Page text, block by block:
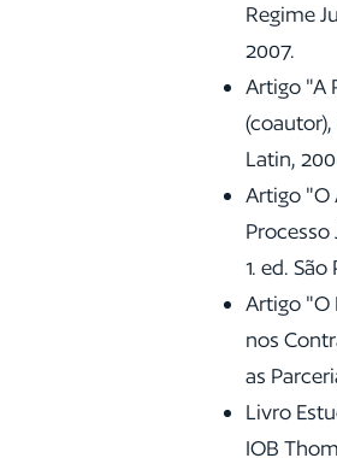
Regime
2007.
Artigo "A
Latin,
Artigo "O
1. ed.
Artigo "O
nos
as
Livro
IOB